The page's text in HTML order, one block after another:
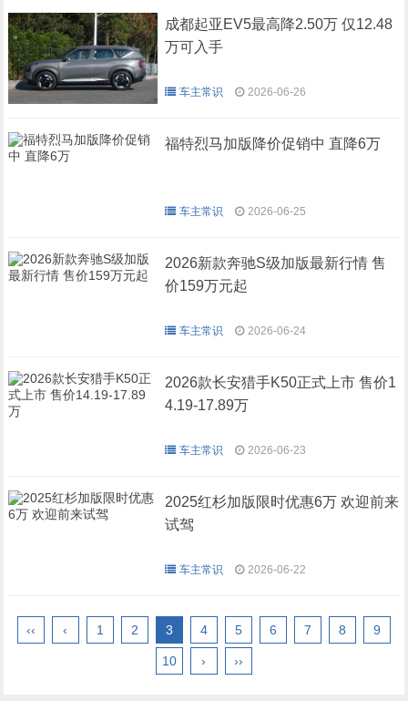
成都起亚EV5最高降2.50万 仅12.48
万可入手
车主常识 2026-06-26
福特烈马加版降价促销中 直降6万
车主常识 2026-06-25
2026新款奔驰S级加版最新行情 售
价159万元起
车主常识 2026-06-24
2026款长安猎手K50正式上市 售价1
4.19-17.89万
车主常识 2026-06-23
2025红杉加版限时优惠6万 欢迎前来
试驾
车主常识 2026-06-22
‹‹ ‹ 1 2 3 4 5 6 7 8 9
10 › ››